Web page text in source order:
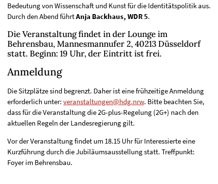
Bedeutung von Wissenschaft und Kunst für die Identitätspolitik aus.
Durch den Abend führtAnja Backhaus, WDR 5.
Die Veranstaltung findet in der Lounge im
Behrensbau, Mannesmannufer 2, 40213 Düsseldorf
statt. Beginn: 19 Uhr, der Eintritt ist frei.
Anmeldung
Die Sitzplätze sind begrenzt. Daher ist eine frühzeitige Anmeldung
erforderlich unter: veranstaltungen@hdg.nrw. Bitte beachten Sie,
dass für die Veranstaltung die 2G-plus-Regelung (2G+) nach den
aktuellen Regeln der Landesregierung gilt.
Vor der Veranstaltung findet um 18.15 Uhr für Interessierte eine
Kurzführung durch die Jubiläumsausstellung statt. Treffpunkt:
Foyer im Behrensbau.